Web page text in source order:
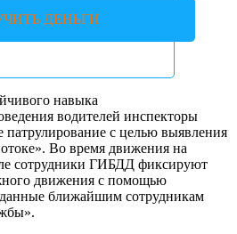
ДЕНЬГИ
навыка
водителей инспекторы
с целью выявления
Во время движения на
сотрудники ГИБДД фиксируют
движения с помощью
ближайшим сотрудникам